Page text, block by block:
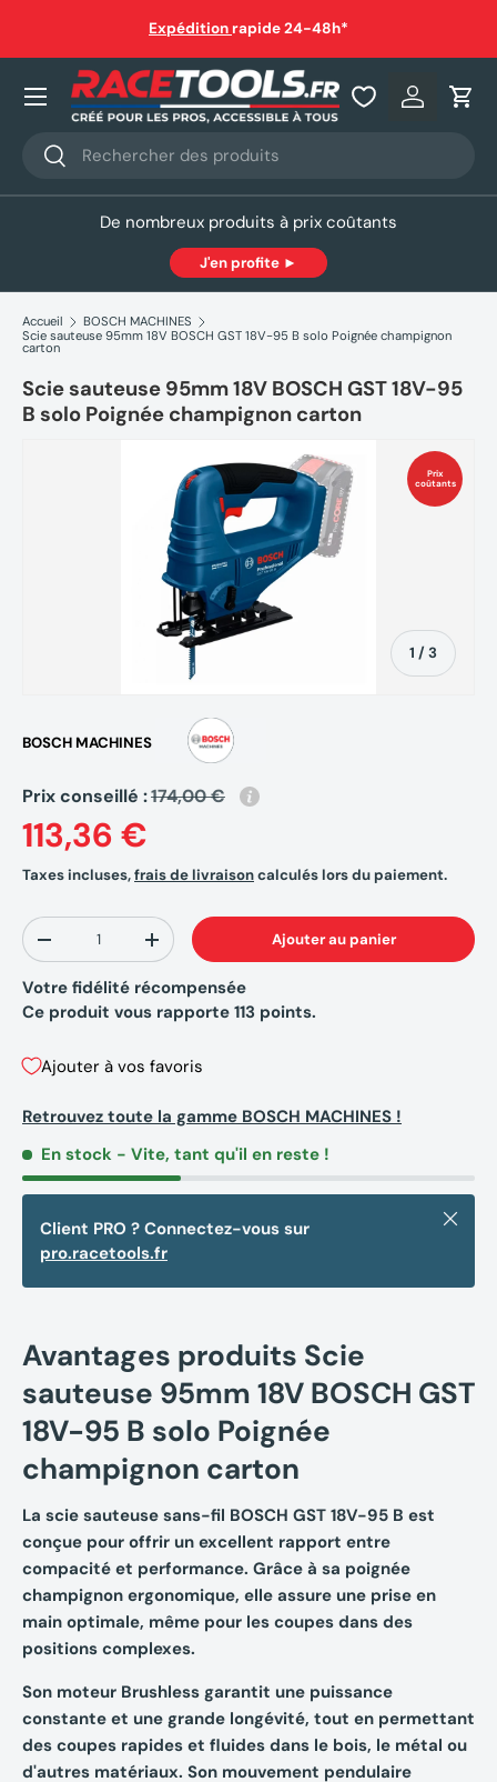
Aller au contenu
Expédition rapide 24-48h*
Recherche
Rechercher
Se
Nos produits
De nombreux produits à prix coûtants
J'en profite ►
Accueil
BOSCH MACHINES
Scie sauteuse 95mm 18V BOSCH GST 18V-95 B solo Poignée champignon
carton
Scie sauteuse 95mm 18V BOSCH GST 18V-95
B solo Poignée champignon carton
Prix
coûtants
1 /de
3
BOSCH MACHINES
Prix conseillé :174,00 €
113,36 €
Taxes incluses,frais de livraisoncalculés lors du paiement.
Qté
-
+ Ajouter au panier
Votre fidélité récompensée
Ce produit vous rapporte 113 points.
Ajouter à vos favoris
Retrouvez toute la gamme BOSCH MACHINES !
En stock - Vite, tant qu'il en reste !
Client PRO ? Connectez-vous sur
pro.racetools.fr
Fermer
Avantages produits Scie
sauteuse 95mm 18V BOSCH GST
18V-95 B solo Poignée
champignon carton
La scie sauteuse sans-fil BOSCH GST 18V-95 B est
conçue pour offrir un excellent rapport entre
compacité et performance. Grâce à sa poignée
champignon ergonomique, elle assure une prise en
main optimale, même pour les coupes dans des
positions complexes.
Son moteur Brushless garantit une puissance
constante et une grande longévité, tout en permettant
des coupes rapides et fluides dans le bois, le métal ou
d'autres matériaux. Son mouvement pendulaire